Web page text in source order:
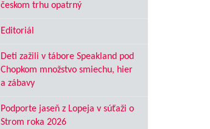
českom trhu opatrný
Editoriál
Deti zažili v tábore Speakland pod
Chopkom množstvo smiechu, hier
a zábavy
Podporte jaseň z Lopeja v súťaži o
Strom roka 2026